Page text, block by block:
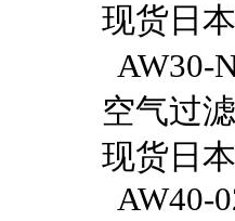
现货日
AW30-
空气过
现货日
AW40-